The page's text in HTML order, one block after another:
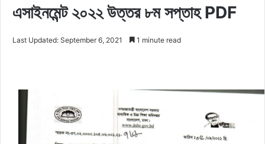
এসাইনমেন্ট ২০২২ উত্তর ৮ম সপ্তাহ PDF
Last Updated: September 6, 2021 1 minute read